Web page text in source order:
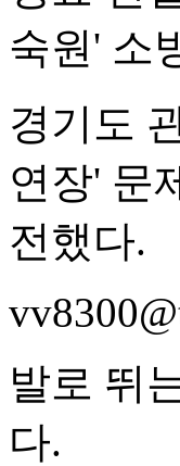
숙원' 소
경기도
연장' 문
전했다.
발로 뛰
다.